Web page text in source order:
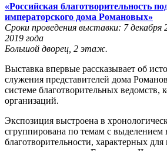
«Российская благотворительность
императорского дома Романовых»
Сроки проведения выставки: 7
2019 года
Большой дворец, 2 этаж.
Выставка впервые рассказывает об
служения представителей дома
системе благотворительных ведомств,
организаций.
Экспозиция выстроена в
сгруппирована по темам с выделением
благотворительности, характерных